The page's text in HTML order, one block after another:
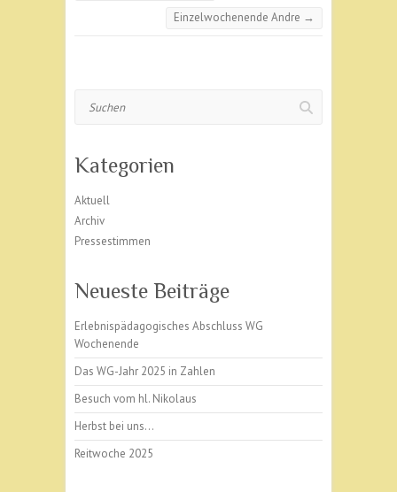
Einzelwochenende Andre →
Kategorien
Aktuell
Archiv
Pressestimmen
Neueste Beiträge
Erlebnispädagogisches Abschluss WG
Wochenende
Das WG-Jahr 2025 in Zahlen
Besuch vom hl. Nikolaus
Herbst bei uns…
Reitwoche 2025